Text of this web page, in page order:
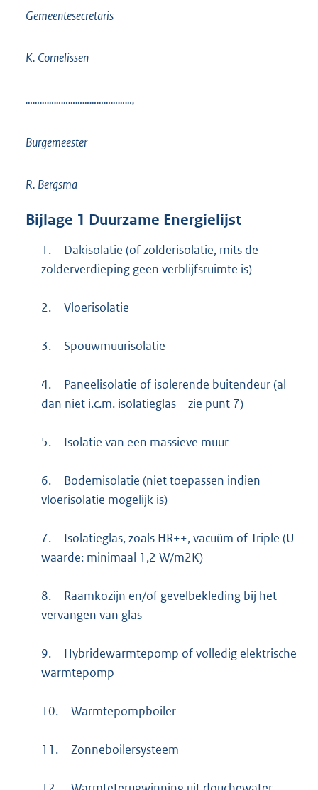
Gemeentesecretaris
K. Cornelissen
………………………………………,
Burgemeester
R. Bergsma
Bijlage 1 Duurzame Energielijst
1.
Dakisolatie (of zolderisolatie, mits de
zolderverdieping geen verblijfsruimte is)
2. Vloerisolatie
3. Spouwmuurisolatie
4.
Paneelisolatie of isolerende buitendeur (al
dan niet i.c.m. isolatieglas – zie punt 7)
5. Isolatie van een massieve muur
6.
Bodemisolatie (niet toepassen indien
vloerisolatie mogelijk is)
7.
Isolatieglas, zoals HR++, vacuüm of Triple (U
waarde: minimaal 1,2 W/m2K)
8.
Raamkozijn en/of gevelbekleding bij het
vervangen van glas
9.
Hybridewarmtepomp of volledig elektrische
warmtepomp
10. Warmtepompboiler
11. Zonneboilersysteem